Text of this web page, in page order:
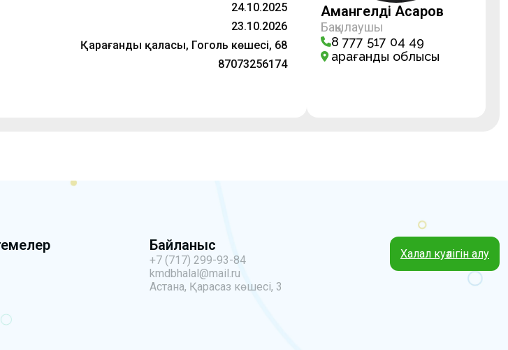
24.10.2025
23.10.2026
Қарағанды қаласы, Гоголь көшесі, 68
87073256174
Амангелді Асқаров
Бақылаушы
8 777 517 04 49
Қарағанды облысы
Байланыс
+7 (717) 299-93-84
kmdbhalal@mail.ru
Астана, Қарасаз көшесі, 3
Халал куәлігін алу